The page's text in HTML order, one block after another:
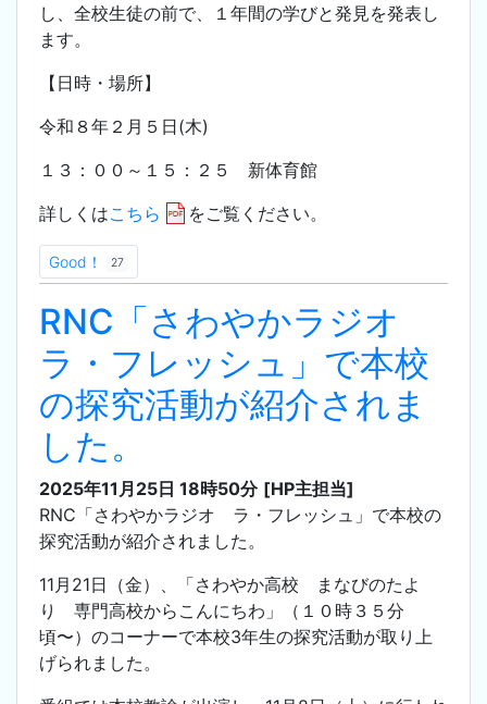
し、全校生徒の前で、１年間の学びと発見を発表し
ます。
【日時・場所】
令和８年２月５日(木)
１３：００～１５：２５ 新体育館
詳しくはこちら をご覧ください。
Good！ 27
RNC「さわやかラジオ
ラ・フレッシュ」で本校
の探究活動が紹介されま
した。
2025年11月25日 18時50分 [HP主担当]
RNC「さわやかラジオ ラ・フレッシュ」で本校の
探究活動が紹介されました。
11月21日（金）、「さわやか高校 まなびのたよ
り 専門高校からこんにちわ」（１０時３５分
頃〜）のコーナーで本校3年生の探究活動が取り上
げられました。